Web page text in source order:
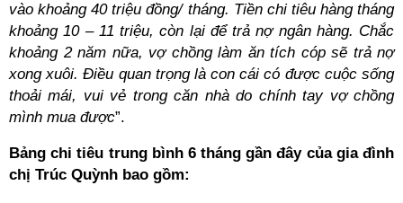
vào khoảng 40 triệu đồng/ tháng. Tiền chi tiêu hàng tháng
khoảng 10 – 11 triệu, còn lại để trả nợ ngân hàng. Chắc
khoảng 2 năm nữa, vợ chồng làm ăn tích cóp sẽ trả nợ
xong xuôi. Điều quan trọng là con cái có được cuộc sống
thoải mái, vui vẻ trong căn nhà do chính tay vợ chồng
mình mua được”.
Bảng chi tiêu trung bình 6 tháng gần đây của gia đình
chị Trúc Quỳnh bao gồm: